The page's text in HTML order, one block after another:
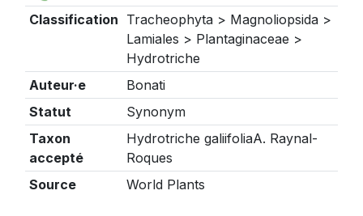
Classification Tracheophyta > Magnoliopsida >
Lamiales > Plantaginaceae >
Hydrotriche
Auteur·e
Bonati
Statut
Synonym
Taxon
accepté
Hydrotriche galiifoliaA. Raynal-
Roques
Source
World Plants